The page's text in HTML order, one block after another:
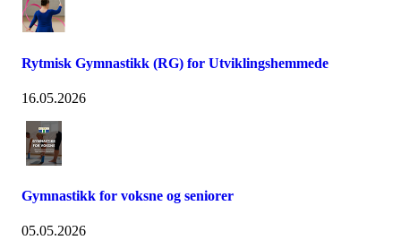
Rytmisk Gymnastikk (RG) for Utviklingshemmede
16.05.2026
Gymnastikk for voksne og seniorer
05.05.2026